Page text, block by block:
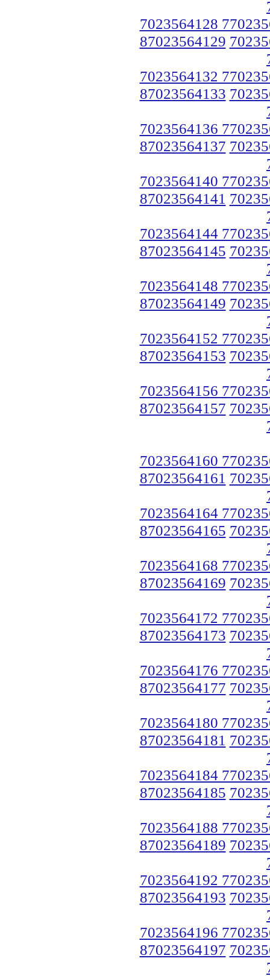
7023564128
87023564129
7023564132
87023564133
7023564136
87023564137
7023564140
87023564141
7023564144
87023564145
7023564148
87023564149
7023564152
87023564153
7023564156
87023564157
7023564160
87023564161
7023564164
87023564165
7023564168
87023564169
7023564172
87023564173
7023564176
87023564177
7023564180
87023564181
7023564184
87023564185
7023564188
87023564189
7023564192
87023564193
7023564196
87023564197